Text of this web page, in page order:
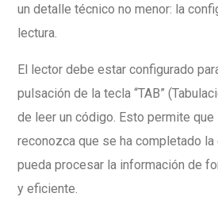
un detalle técnico no menor: la
lectura.
El lector debe estar configurado
pulsación de la tecla “TAB”
de leer un código. Esto permite
reconozca que se ha completado la
pueda procesar la información de
y eficiente.